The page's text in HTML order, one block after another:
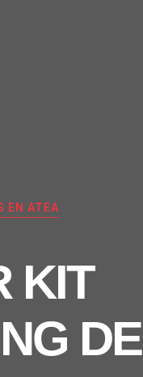
ATEA
KIT
DE